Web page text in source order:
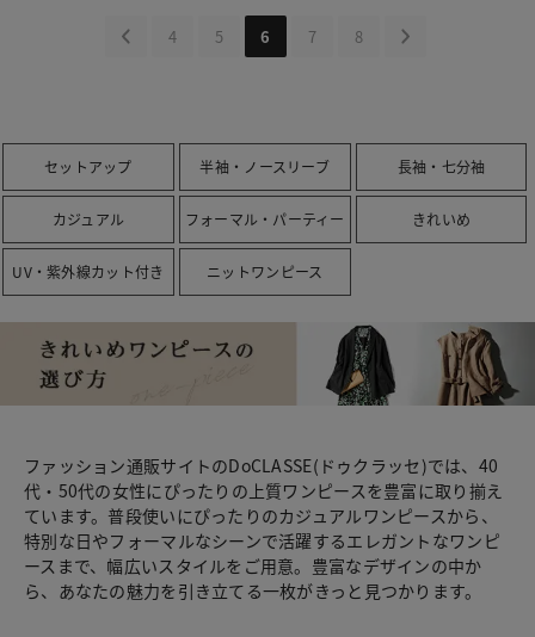
4 5 6 7 8
セットアップ 半袖・ノースリーブ 長袖・七分袖
カジュアル フォーマル・パーティー きれいめ
UV・紫外線カット付き ニットワンピース
ファッション通販サイトのDoCLASSE(ドゥクラッセ)では、40
代・50代の女性にぴったりの上質ワンピースを豊富に取り揃え
ています。普段使いにぴったりのカジュアルワンピースから、
特別な日やフォーマルなシーンで活躍するエレガントなワンピ
ースまで、幅広いスタイルをご用意。豊富なデザインの中か
ら、あなたの魅力を引き立てる一枚がきっと見つかります。